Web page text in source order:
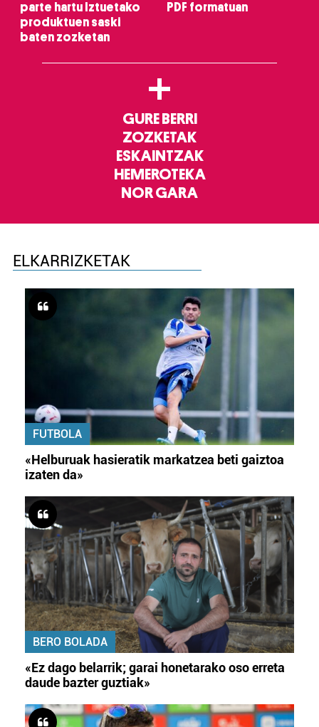
parte hartu Iztuetako
produktuen saski
baten zozketan
PDF formatuan
+
GURE BERRI
ZOZKETAK
ESKAINTZAK
HEMEROTEKA
NOR GARA
ELKARRIZKETAK
FUTBOLA
«Helburuak hasieratik markatzea beti gaiztoa
izaten da»
BERO BOLADA
«Ez dago belarrik; garai honetarako oso erreta
daude bazter guztiak»